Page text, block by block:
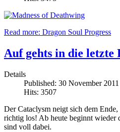
Read more: Dragon Soul Progress
Auf gehts in die letzte
Details
Published: 30 November 2011
Hits: 3507
Der Cataclysm neigt sich dem
richtig los! Ab heute beginnt wieder
sind voll dabei.